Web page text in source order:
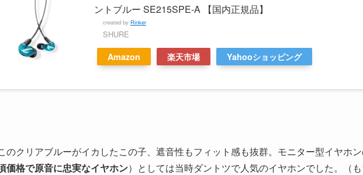
ントブルー SE215SPE-A 【国内正規品】
created by Rinker
SHURE
Amazon 楽天市場 Yahooショッピング
のクリアブルーがイカしたこの子、遮音性もフィット感も抜群。モニター型イヤホ
価格で原音に忠実なイヤホン）としては当時ダントツで人気のイヤホンでした。（